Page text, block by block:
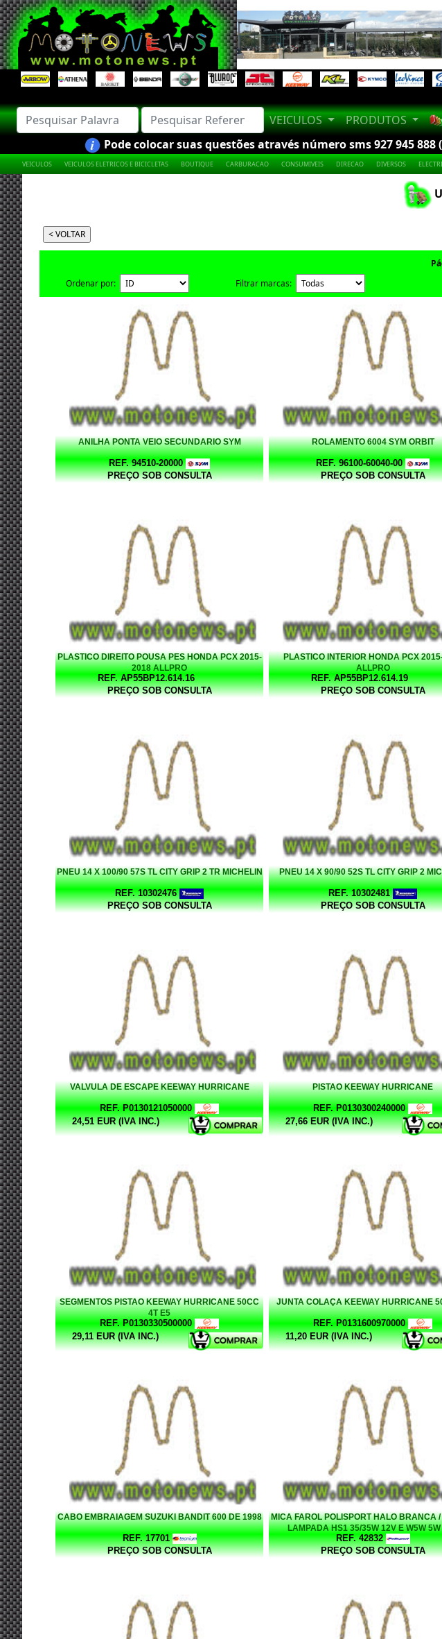
VEICULOS PRODUTOS
Pode colocar suas questões através número sms 927 945
VEICULOS VEICULOS ELETRICOS E BICICLETAS BOUTIQUE CARBURACAO CONSUMIVEIS DIRECAO DIVERSOS
Ordenar por:
Filtrar marcas:
ANILHA PONTA VEIO SECUNDARIO SYM
REF. 94510-20000
PREÇO SOB CONSULTA
ROLAMENTO 6004 SYM ORBIT
REF. 96100-60040-00
PREÇO SOB CONSULTA
PLASTICO DIREITO POUSA PES HONDA PCX 2015-
2018 ALLPRO
REF. AP55BP12.614.16
PREÇO SOB CONSULTA
PLASTICO INTERIOR HONDA PCX
ALLPRO
REF. AP55BP12.614.19
PREÇO SOB CONSULTA
PNEU 14 X 100/90 57S TL CITY GRIP 2 TR MICHELIN
REF. 10302476
PREÇO SOB CONSULTA
PNEU 14 X 90/90 52S TL CITY GRIP 2
REF. 10302481
PREÇO SOB CONSULTA
VALVULA DE ESCAPE KEEWAY HURRICANE
REF. P0130121050000
24,51 EUR (IVA INC.)
PISTAO KEEWAY HURRICANE
REF. P0130300240000
27,66 EUR (IVA INC.)
SEGMENTOS PISTAO KEEWAY HURRICANE 50CC
4T E5
REF. P0130330500000
29,11 EUR (IVA INC.)
JUNTA COLAÇA KEEWAY HURRICANE
REF. P0131600970000
11,20 EUR (IVA INC.)
CABO EMBRAIAGEM SUZUKI BANDIT 600 DE 1998
REF. 17701
PREÇO SOB CONSULTA
MICA FAROL POLISPORT HALO BRANCA /
LAMPADA HS1 35/35W 12V E W5W
REF. 42832
PREÇO SOB CONSULTA